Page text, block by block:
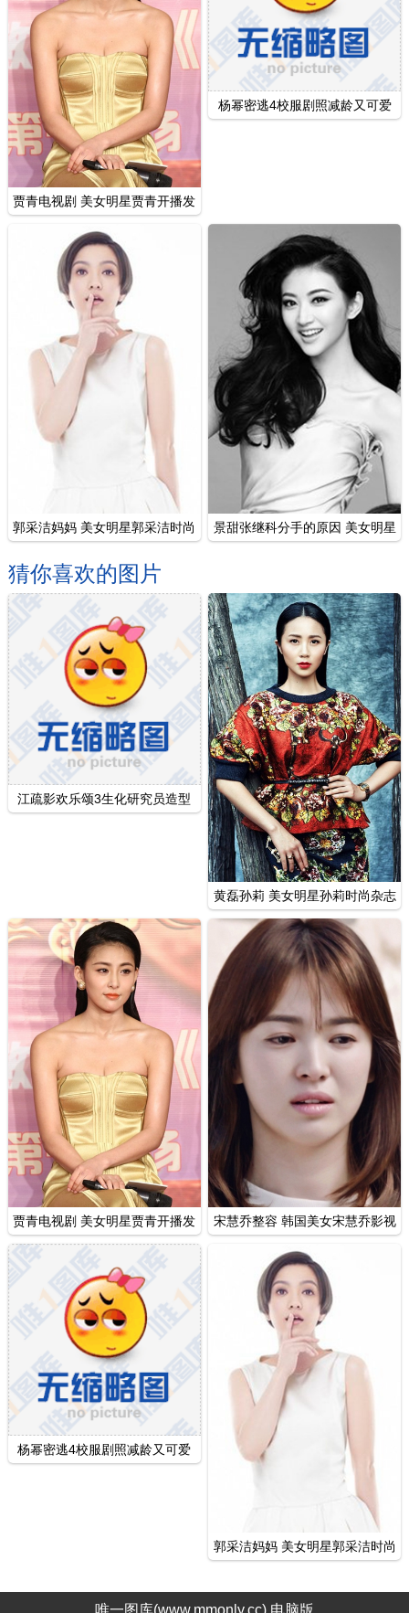
贾青电视剧 美女明星贾青开播发
布会写真
杨幂密逃4校服剧照减龄又可爱
郭采洁妈妈 美女明星郭采洁时尚
景甜张继科分手的原因 美女明星
猜你喜欢的图片
江疏影欢乐颂3生化研究员造型
黄磊孙莉 美女明星孙莉时尚杂志
封面写真
贾青电视剧 美女明星贾青开播发
布会写真
宋慧乔整容 韩国美女宋慧乔影视
剧照图片
杨幂密逃4校服剧照减龄又可爱
郭采洁妈妈 美女明星郭采洁时尚
唯一图库(www.mmonly.cc) 电脑版